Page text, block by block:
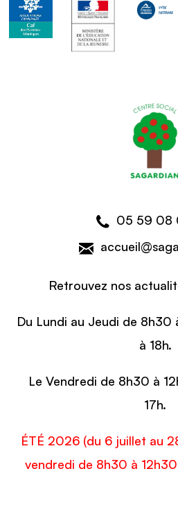
05 59 08
Retrouvez nos
Du Lundi au Jeudi de 8h30
à 18h.
Le Vendredi de 8h30 à
17h.
ÉTÉ 2026 (du 6 juillet au
vendredi de 8h30 à